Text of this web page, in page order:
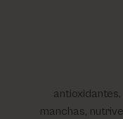
manchas,